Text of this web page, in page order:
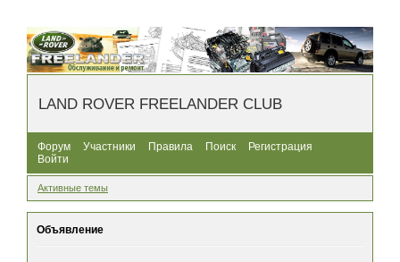
LAND ROVER FREELANDER CLUB
Форум Участники Правила Поиск
Регистрация
Войти
Активные темы
Объявление